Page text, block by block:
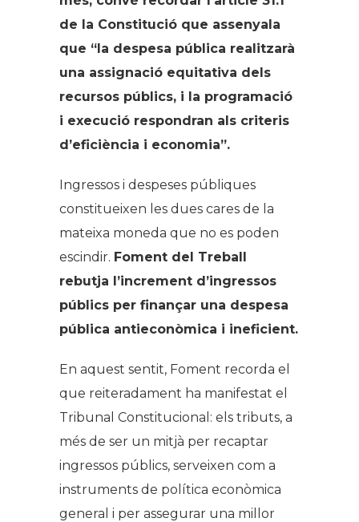
de la Constitució que assenyala
que “la despesa pública realitzarà
una assignació equitativa dels
recursos públics, i la programació
i execució respondran als criteris
d’eficiència i economia”.
Ingressos i despeses públiques
constitueixen les dues cares de la
mateixa moneda que no es poden
escindir. Foment del Treball
rebutja l’increment d’ingressos
públics per finançar una despesa
pública antieconòmica i ineficient.
En aquest sentit, Foment recorda el
que reiteradament ha manifestat el
Tribunal Constitucional: els tributs, a
més de ser un mitjà per recaptar
ingressos públics, serveixen com a
instruments de política econòmica
general i per assegurar una millor